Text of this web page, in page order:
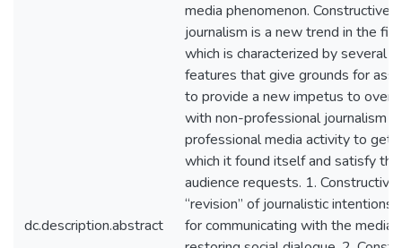
dc.description.abstract
media phenomenon. Constructive
journalism is a new trend in the
which is characterized by several
features that give grounds for
to provide a new impetus to
with non-professional journalism
professional media activity to get
which it found itself and satisfy
audience requests. 1. Constructive
“revision” of journalistic intentions
for communicating with the media